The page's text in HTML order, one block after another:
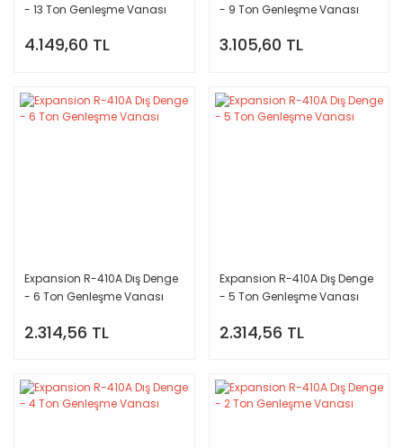
- 13 Ton Genleşme Vanası
4.149,60 TL
- 9 Ton Genleşme Vanası
3.105,60 TL
Expansion R-410A Dış Denge
- 6 Ton Genleşme Vanası
2.314,56 TL
Expansion R-410A Dış Denge
- 5 Ton Genleşme Vanası
2.314,56 TL